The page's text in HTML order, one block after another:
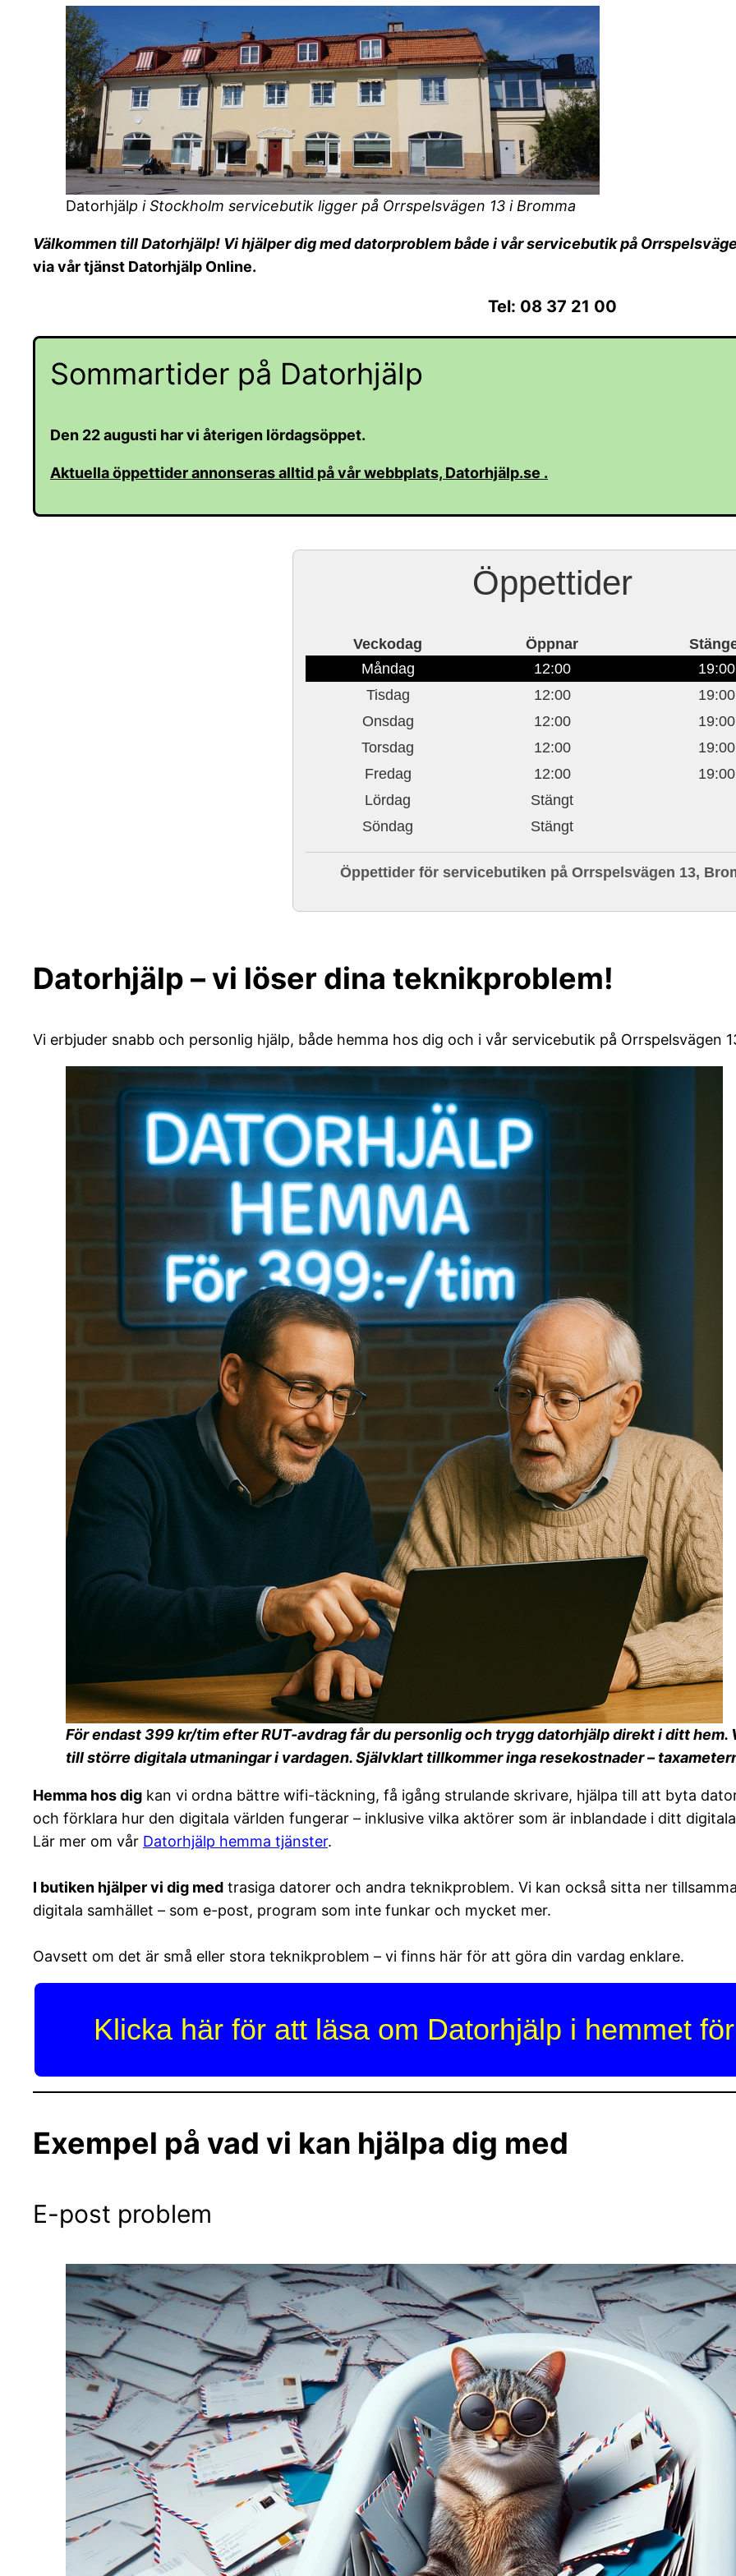
Datorhjälp i Stockholm servicebutik ligger på Orrspelsvägen 13 i Bromma
Välkommen till Datorhjälp! Vi hjälper dig med datorproblem både i vår servicebutik på
via vår tjänst Datorhjälp Online.
Tel: 08 37 21 00
Sommartider på Datorhjälp
Den 22 augusti har vi återigen lördagsöppet.
Aktuella öppettider annonseras alltid på vår webbplats, Datorhjälp.se .
Öppettider
Veckodag Öppnar
Måndag
12:00
19:00
Tisdag
12:00
19:00
Onsdag
12:00
19:00
Torsdag
12:00
19:00
Fredag
12:00
19:00
Lördag
Stängt
Söndag
Stängt
Öppettider för servicebutiken på Orrspelsvägen 13,
Datorhjälp – vi löser dina teknikproblem!
Vi erbjuder snabb och personlig hjälp, både hemma hos dig och i vår servicebutik på Orrspelsvägen
För endast 399 kr/tim efter RUT-avdrag får du personlig och trygg datorhjälp direkt i ditt hem.
till större digitala utmaningar i vardagen. Självklart tillkommer inga resekostnader –
Hemma hos dig kan vi ordna bättre wifi-täckning, få igång strulande skrivare, hjälpa till att byta
och förklara hur den digitala världen fungerar – inklusive vilka aktörer som är inblandade i ditt
Lär mer om vår Datorhjälp hemma tjänster.
I butiken hjälper vi dig med trasiga datorer och andra teknikproblem. Vi kan också sitta ner
digitala samhället – som e-post, program som inte funkar och mycket mer.
Oavsett om det är små eller stora teknikproblem – vi finns här för att göra din vardag enklare.
Klicka här för att läsa om Datorhjälp i hemmet
Exempel på vad vi kan hjälpa dig med
E-post problem